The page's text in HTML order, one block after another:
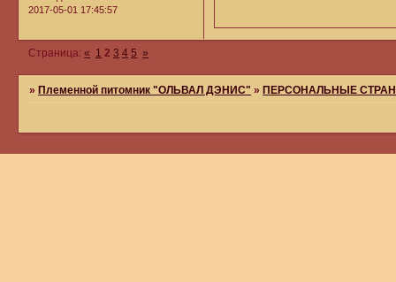
2017-05-01 17:45:57
Страница:« 1 2 3 4 5 »
»Племенной питомник "ОЛЬВАЛ ДЭНИС" »ПЕРСОНАЛЬНЫЕ